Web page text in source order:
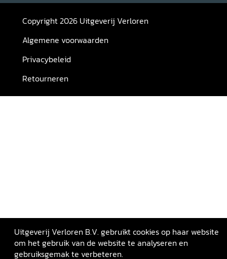
Copyright 2026 Uitgeverij Verloren
Algemene voorwaarden
Privacybeleid
Retourneren
Uitgeverij Verloren B.V. gebruikt cookies op haar website
om het gebruik van de website te analyseren en
gebruiksgemak te verbeteren.